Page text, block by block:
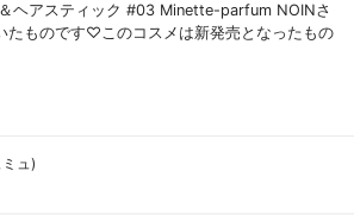
ヘアスティック #03 Minette-parfum NOINさ
たものです♡このコスメは新発売となったもの
ュ)